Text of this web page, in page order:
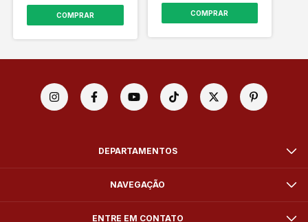
COMPRAR COMPRAR
DEPARTAMENTOS
NAVEGAÇÃO
ENTRE EM CONTATO